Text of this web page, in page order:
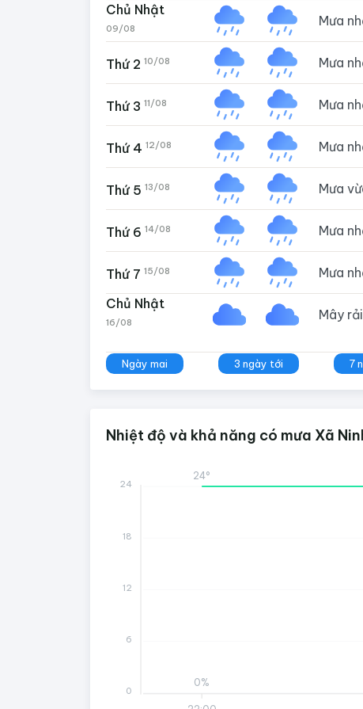
Chủ Nhật
09/08 Mưa
Thứ 2 10/08 Mưa
Thứ 3 11/08 Mưa
Thứ 4 12/08 Mưa
Thứ 5 13/08 Mưa
Thứ 6 14/08 Mưa
Thứ 7 15/08 Mưa
Chủ Nhật
16/08 Mây
Ngày mai 3 ngày tới 7
Nhiệt độ và khả năng có mưa Xã
0%
24°
24
18
12
6
0